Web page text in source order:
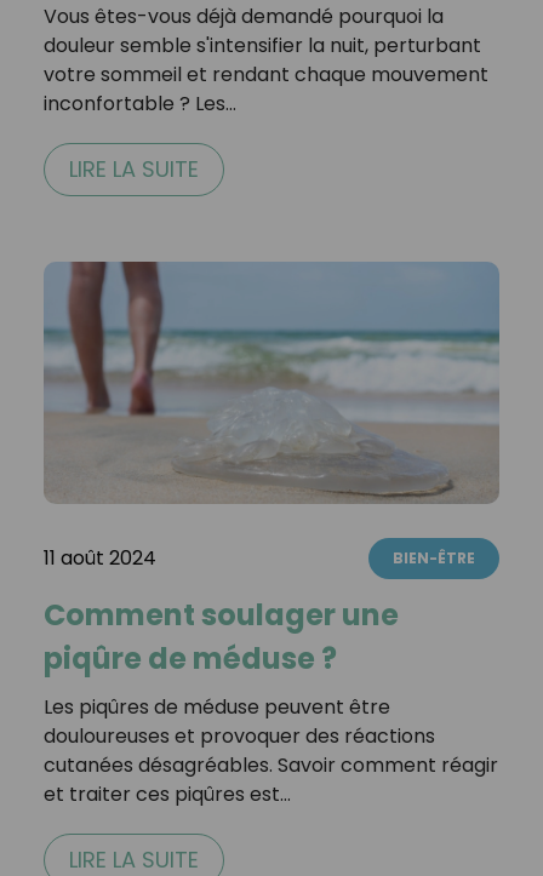
Vous êtes-vous déjà demandé pourquoi la
douleur semble s'intensifier la nuit, perturbant
votre sommeil et rendant chaque mouvement
inconfortable ? Les…
LIRE LA SUITE
11 août 2024 BIEN-ÊTRE
Comment soulager une
piqûre de méduse ?
Les piqûres de méduse peuvent être
douloureuses et provoquer des réactions
cutanées désagréables. Savoir comment réagir
et traiter ces piqûres est…
LIRE LA SUITE